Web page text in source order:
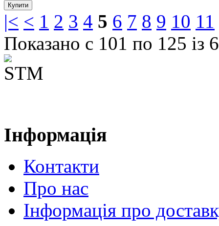
|< < 1 2 3 4 5 6 7 8 9 10 11
Показано с 101 по 125 із
Інформація
Контакти
Про нас
Інформація про